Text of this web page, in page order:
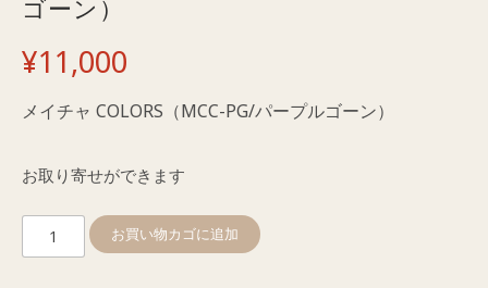
ゴーン）
¥11,000
メイチャ COLORS（MCC-PG/パープルゴーン）
お取り寄せができます
イ
お買い物カゴに追加